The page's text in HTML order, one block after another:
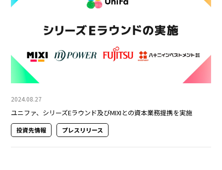
2024.08.27
ユニファ、シリーズEラウンド及びMIXIとの資本業務提携を実施
投資先情報 プレスリリース